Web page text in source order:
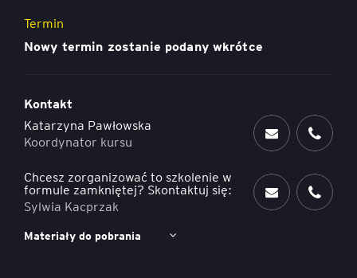
Termin
Nowy termin zostanie podany wkrótce
Kontakt
Katarzyna Pawłowska
Koordynator kursu
Chcesz zorganizować to szkolenie w
formule zamkniętej? Skontaktuj się:
Sylwia Kacprzak
Materiały do pobrania